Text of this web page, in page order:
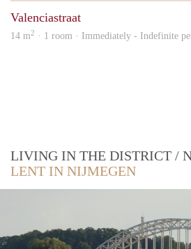
Valenciastraat
14 m2 · 1 room · Immediately - Indefinite
LIVING IN THE DISTRICT /
LENT IN NIJMEGEN